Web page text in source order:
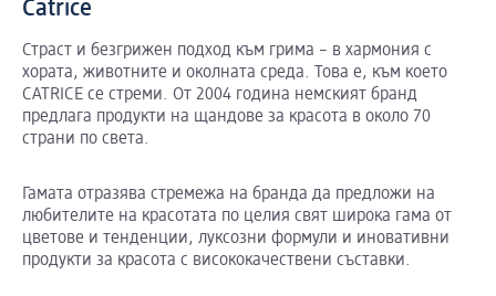
Catrice
Страст и безгрижен подход към грима – в хармония с
хората, животните и околната среда. Това е, към което
CATRICE се стреми. От 2004 година немският бранд
предлага продукти на щандове за красота в около 70
страни по света.
Гамата отразява стремежа на бранда да предложи на
любителите на красотата по целия свят широка гама от
цветове и тенденции, луксозни формули и иновативни
продукти за красота с висококачествени съставки.